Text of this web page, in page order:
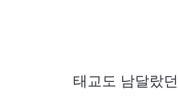
태교도 남달랐